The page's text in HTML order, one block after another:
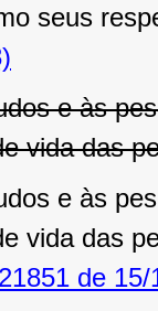
seus
e às
vida das
e às
vida das
de 15/